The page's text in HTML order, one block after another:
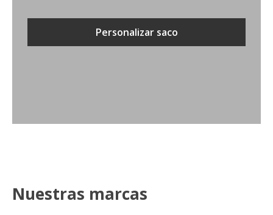
Personalizar saco
Nuestras marcas